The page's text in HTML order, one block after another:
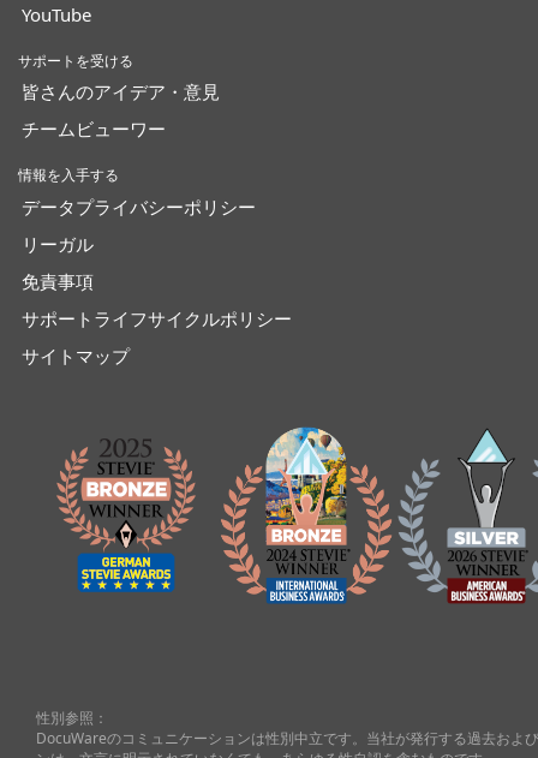
YouTube
サポートを受ける
皆さんのアイデア・意見
チームビューワー
情報を入手する
データプライバシーポリシー
リーガル
免責事項
サポートライフサイクルポリシー
サイトマップ
性別参照：
DocuWareのコミュニケーションは性別中立です。当社が発行する過去およ